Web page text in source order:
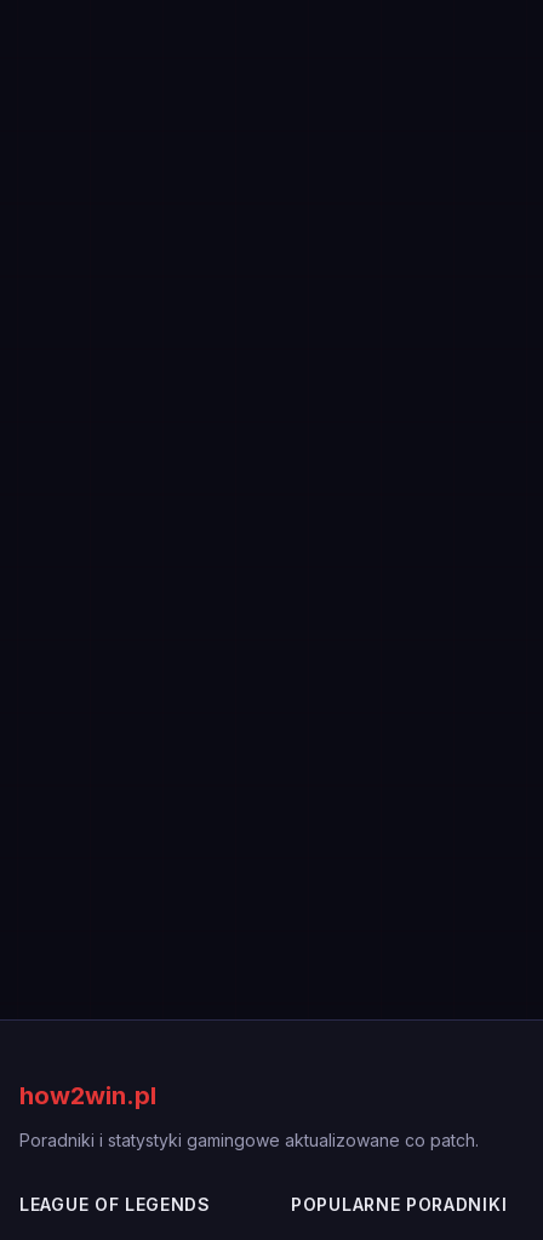
how2win.pl
Poradniki i statystyki gamingowe aktualizowane co patch.
LEAGUE OF LEGENDS POPULARNE PORADNIKI